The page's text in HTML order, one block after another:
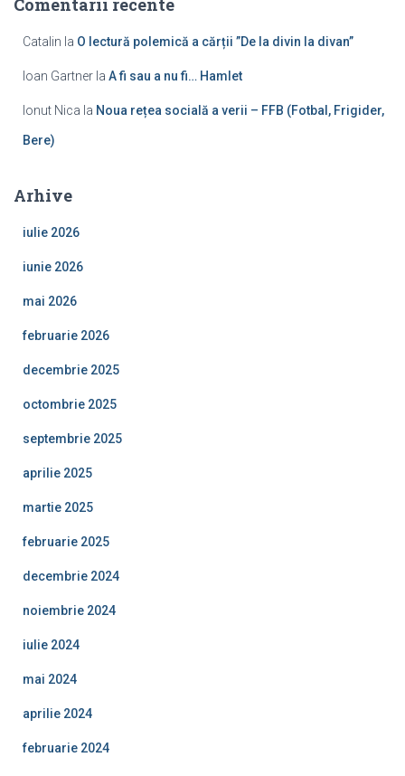
Catalin la O lectură polemică a cărții ”De la divin la divan”
Ioan Gartner la A fi sau a nu fi… Hamlet
Ionut Nica la Noua rețea socială a verii – FFB (Fotbal, Frigider,
Bere)
Arhive
iulie 2026
iunie 2026
mai 2026
februarie 2026
decembrie 2025
octombrie 2025
septembrie 2025
aprilie 2025
martie 2025
februarie 2025
decembrie 2024
noiembrie 2024
iulie 2024
mai 2024
aprilie 2024
februarie 2024